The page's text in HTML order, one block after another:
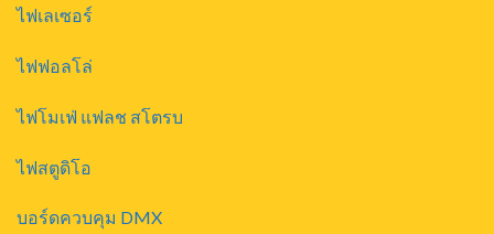
ไฟเลเซอร์
ไฟฟอลโล่
ไฟโมเฟ่ แฟลช สโตรบ
ไฟสตูดิโอ
บอร์ดควบคุม DMX